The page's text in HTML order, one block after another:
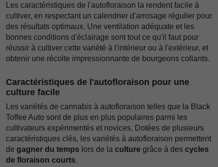
Les caractéristiques de l'autofloraison la rendent facile à
cultiver, en respectant un calendrier d'arrosage régulier pour
des résultats optimaux. Une ventilation adéquate et les
bonnes conditions d'éclairage sont tout ce qu'il faut pour
réussir à cultiver cette variété à l'intérieur ou à l'extérieur, et
obtenir une récolte impressionnante de bourgeons collants.
Caractéristiques de l'autofloraison pour une
culture facile
Les variétés de cannabis à autofloraison telles que la Black
Toffee Auto sont de plus en plus populaires parmi les
cultivateurs expérimentés et novices. Dotées de plusieurs
caractéristiques clés, les variétés à autofloraison permettent
de gagner du temps lors de la culture grâce à des cycles
de floraison courts.